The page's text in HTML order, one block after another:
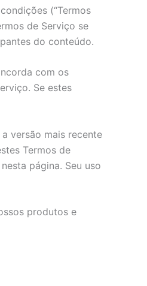
(“Termos
de Serviço se
do conteúdo.
com os
Se estes
versão mais recente
Termos de
página. Seu uso
produtos e